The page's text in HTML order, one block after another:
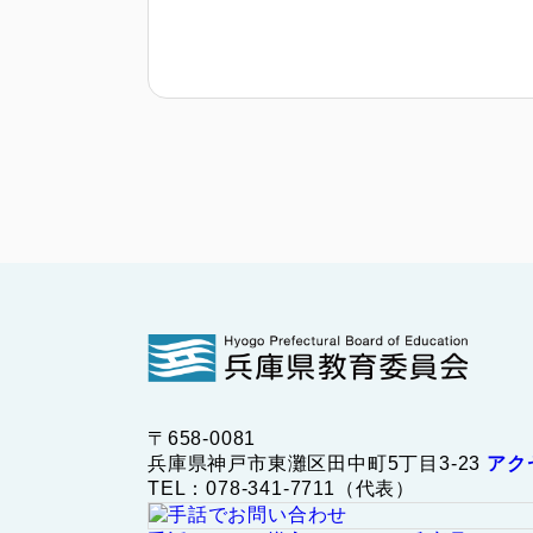
〒658-0081
兵庫県神戸市東灘区田中町5丁目3-23 アク
TEL：078-341-7711（代表）